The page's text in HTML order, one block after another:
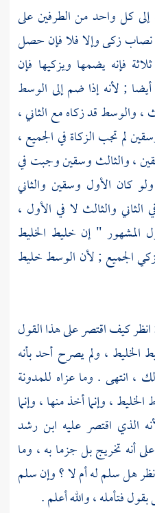
كل واحد من الطرفين على
نصاب زكى وإلا فلا فإن حصل
فإنه يضمها ويزكيها فإن
; لأنه إذا ضم إلى الوسط
والوسط قد زكاه مع الثاني ،
لم تجب الزكاة في الجميع ،
، والثالث وسقين وجبت في
كان الأول وسقين والثاني
والثالث لا في الأول ،
المشهور " إن خليط الخليط
الجميع ; لأن الوسط خليط
كيف اقتصر على هذا القول
الخليط ، ولم يصرح أحد بأنه
، انتهى . وما عزاه للمدونة
، وإنما أخذ منها ، وإنما
الذي اقتصر عليه ابن رشد
أنه تخريج بل جزما به ، وما
هل سلم له أم لا ؟ وإن سلم
فتأمله ، والله أعلم .